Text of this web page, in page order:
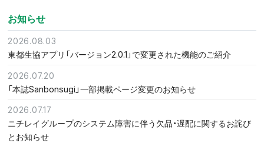
お知らせ
2026.08.03
東都生協アプリ「バージョン2.0.1」で変更された機能のご紹介
2026.07.20
「本誌Sanbonsugi」一部掲載ページ変更のお知らせ
2026.07.17
ニチレイグループのシステム障害に伴う欠品・遅配に関するお詫び
とお知らせ